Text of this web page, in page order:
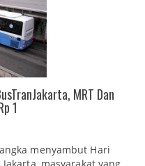
MRT Dan
1
menyambut Hari